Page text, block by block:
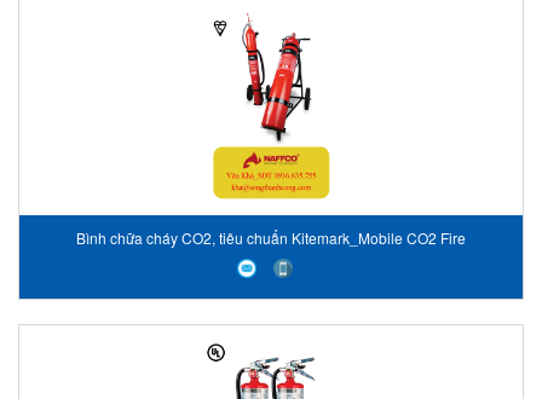
Bình chữa cháy CO2, tiêu chuẩn Kitemark_Mobile CO2 Fire
Extinguishers - Kitemark Approved